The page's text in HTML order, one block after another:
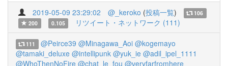
2019-05-09 23:29:02 @_keroko (投稿一覧)
106
200
0.105 リツイート・ネットワーク (111)
111 @Peirce39 @Minagawa_Aoi @kogemayo
@tamaki_deluxe @intellipunk @yuk_ie @adil_ipel_1111
@WhoThenNoFire @chat_le_fou @veryfarfromhere